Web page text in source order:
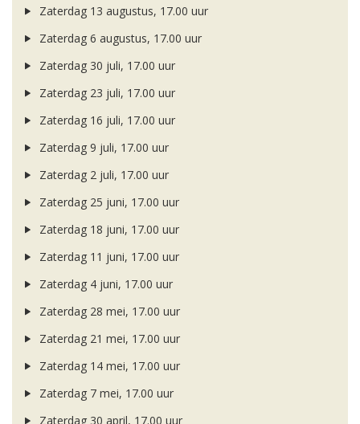
Zaterdag 13 augustus, 17.00 uur
Zaterdag 6 augustus, 17.00 uur
Zaterdag 30 juli, 17.00 uur
Zaterdag 23 juli, 17.00 uur
Zaterdag 16 juli, 17.00 uur
Zaterdag 9 juli, 17.00 uur
Zaterdag 2 juli, 17.00 uur
Zaterdag 25 juni, 17.00 uur
Zaterdag 18 juni, 17.00 uur
Zaterdag 11 juni, 17.00 uur
Zaterdag 4 juni, 17.00 uur
Zaterdag 28 mei, 17.00 uur
Zaterdag 21 mei, 17.00 uur
Zaterdag 14 mei, 17.00 uur
Zaterdag 7 mei, 17.00 uur
Zaterdag 30 april, 17.00 uur